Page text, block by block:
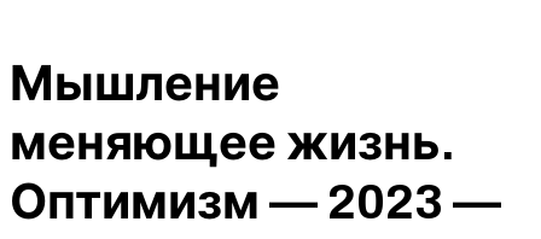
Мышление
меняющее жизнь.
Оптимизм — 2023 —